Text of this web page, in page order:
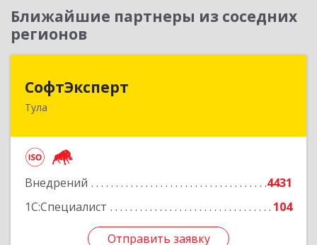
Ближайшие партнеры из соседних
регионов
СофтЭксперт
Тула
Внедрений
4431
1С:Специалист
104
Отправить заявку
300013, Тульская обл, Тула г, Болдина ул, дом №
Отправить заявку